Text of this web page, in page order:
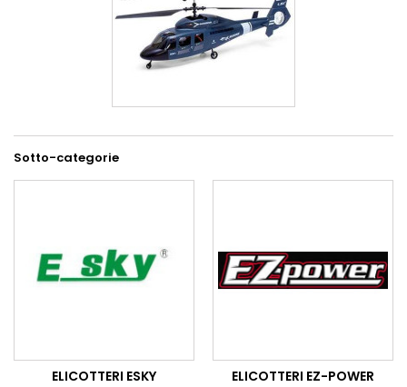
Sotto-categorie
ELICOTTERI ESKY ELICOTTERI EZ-POWER